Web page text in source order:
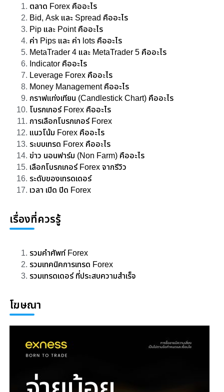
ตลาด Forex คืออะไร
Bid, Ask และ Spread คืออะไร
Pip และ Point คืออะไร
ค่า Pips และ ค่า lots คืออะไร
MetaTrader 4 และ MetaTrader 5 คืออะไร
Indicator คืออะไร
Leverage Forex คืออะไร
Money Management คืออะไร
กราฟแท่งเทียน (Candlestick Chart) คืออะไร
โบรกเกอร์ Forex คืออะไร
การเลือกโบรกเกอร์ Forex
แนวโน้ม Forex คืออะไร
ระบบเทรด Forex คืออะไร
ข่าว นอนฟาร์ม (Non Farm) คืออะไร
เลือกโบรกเกอร์ Forex จากรีวิว
ระดับของเทรดเดอร์
เวลา เปิด ปิด Forex​
เรื่องที่ควรรู้
รวมคำศัพท์ Forex
รวมเทคนิคการเทรด Forex
รวมเทรดเดอร์ ที่ประสบความสำเร็จ
โฆษณา